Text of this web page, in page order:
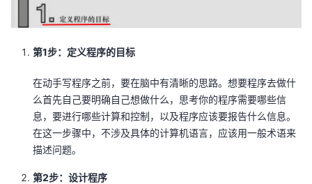
播
活
动
的
关
注
我
Programs
第1步：定义程序的目标
在动手写程序之前，要在脑中有清晰的思路。想要程序去做什
么首先自己要明确自己想做什么，思考你的程序需要哪些信
息，要进行哪些计算和控制，以及程序应该要报告什么信息。
在这一步骤中，不涉及具体的计算机语言，应该用一般术语来
描述问题。
第2步：设计程序